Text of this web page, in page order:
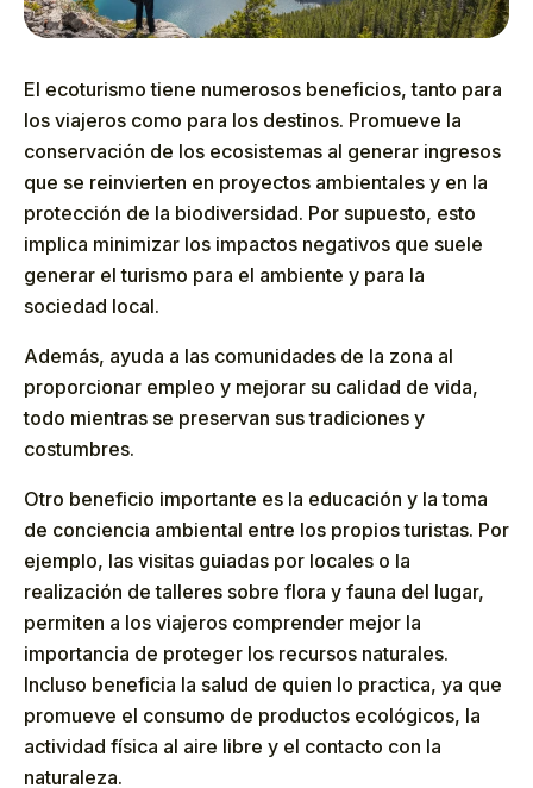
El ecoturismo tiene numerosos beneficios, tanto para
los viajeros como para los destinos. Promueve la
conservación de los ecosistemas al generar ingresos
que se reinvierten en proyectos ambientales y en la
protección de la biodiversidad. Por supuesto, esto
implica minimizar los impactos negativos que suele
generar el turismo para el ambiente y para la
sociedad local.
Además, ayuda a las comunidades de la zona al
proporcionar empleo y mejorar su calidad de vida,
todo mientras se preservan sus tradiciones y
costumbres.
Otro beneficio importante es la educación y la toma
de conciencia ambiental entre los propios turistas. Por
ejemplo, las visitas guiadas por locales o la
realización de talleres sobre flora y fauna del lugar,
permiten a los viajeros comprender mejor la
importancia de proteger los recursos naturales.
Incluso beneficia la salud de quien lo practica, ya que
promueve el consumo de productos ecológicos, la
actividad física al aire libre y el contacto con la
naturaleza.